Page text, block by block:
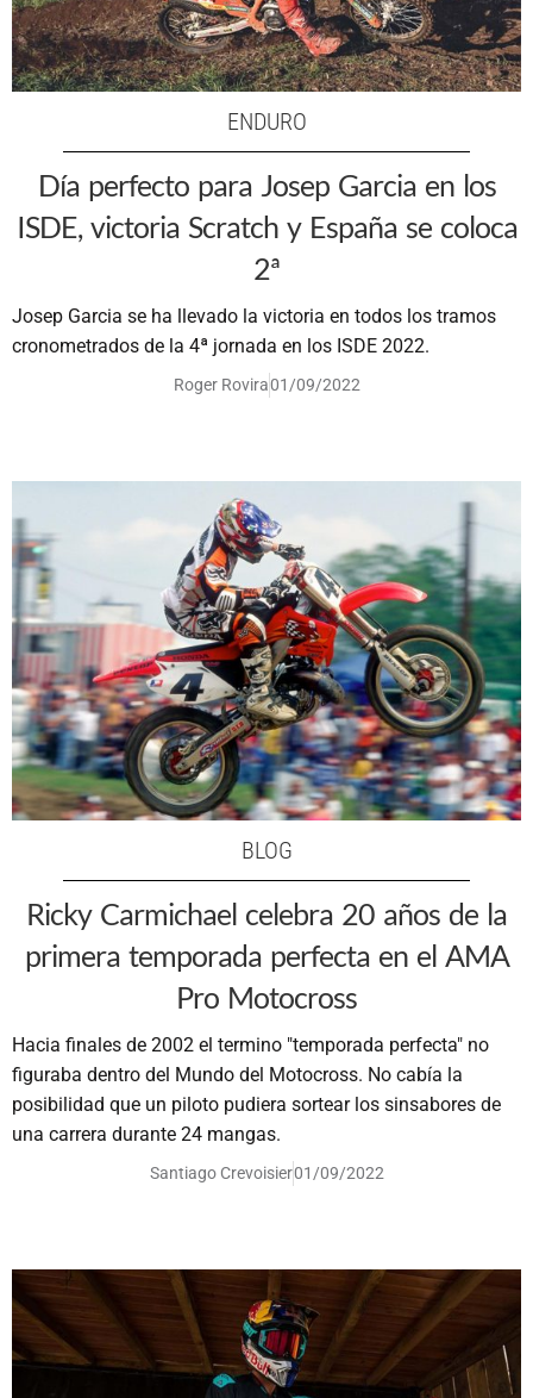
ENDURO
Día perfecto para Josep Garcia en los
ISDE, victoria Scratch y España se coloca
2ª
Josep Garcia se ha llevado la victoria en todos los tramos
cronometrados de la 4ª jornada en los ISDE 2022.
Roger Rovira01/09/2022
BLOG
Ricky Carmichael celebra 20 años de la
primera temporada perfecta en el AMA
Pro Motocross
Hacia finales de 2002 el termino "temporada perfecta" no
figuraba dentro del Mundo del Motocross. No cabía la
posibilidad que un piloto pudiera sortear los sinsabores de
una carrera durante 24 mangas.
Santiago Crevoisier01/09/2022